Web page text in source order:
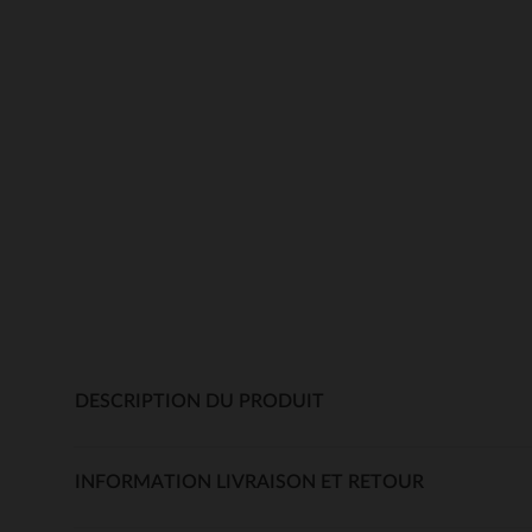
DESCRIPTION DU PRODUIT
INFORMATION LIVRAISON ET RETOUR